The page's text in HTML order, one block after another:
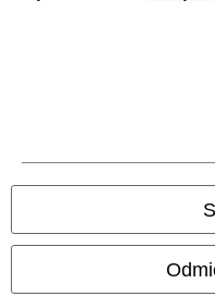
Ochrana osobných údajov
Odstúpenie od zmluvy